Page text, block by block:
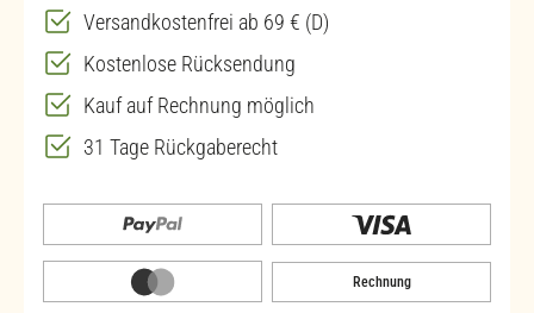
Versandkostenfrei ab 69 € (D)
Kostenlose Rücksendung
Kauf auf Rechnung möglich
31 Tage Rückgaberecht
Rechnung